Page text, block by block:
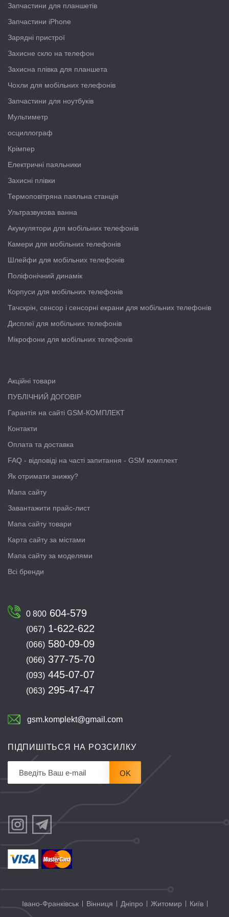
Запчастини для планшетів
Запчастини iPhone
Зарядні пристрої
Захисне скло на телефон
Захисна плівка для планшета
Чохли для мобільних телефонів
Запчастини для ноутбуків
Мультиметр
осциллограф
Крімпер
Електричні паяльники
Захисні плівки
Термоповітряна паяльна станція
Ультразвукова ванна
Акумулятори для мобільних телефонів
Камери для мобільних телефонів
Шлейфи для мобільних телефонів
Поліфонічний динамік
Корпуси для мобільних телефонів
Тачскрін, сенсор і сенсорні екрани для мобільних телефонів
Дисплеї для мобільних телефонів
Мікрофони для мобільних телефонів
Акційні товари
ПУБЛІЧНИЙ ДОГОВІР
Гарантія на сайті GSM-КОМПЛЕКТ
Контакти
Оплата та доставка
FAQ - відповіді на часті запитання - GSM комплект
Як отримати знижку?
Мапа сайту
Завантажити прайс-лист
Мапа сайту товари
Карта сайту за містами
Мапа сайту за моделями
Всі бренди
0 800 604-579
(067) 1-622-622
(066) 580-09-09
(066) 377-75-70
(093) 445-07-07
(063) 295-47-47
gsm.komplekt@gmail.com
ПІДПИШІТЬСЯ НА РОЗСИЛКУ
OK
Івано-Франківськ Вінниця Дніпро Житомир Київ